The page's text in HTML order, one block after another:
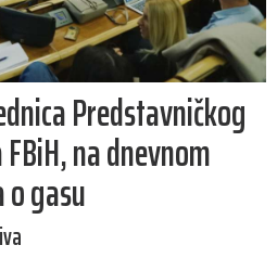
Predstavničkog
na dnevnom
gasu